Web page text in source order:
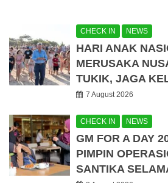
CHECK IN NEWS
HARI ANAK
MERUSAKA
TUKIK, JAGA
7 August 2026
CHECK IN NEWS
GM FOR A DAY
PIMPIN
SANTIKA